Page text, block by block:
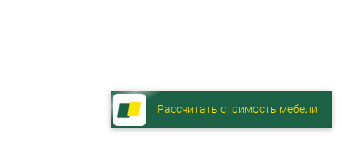
Рассчитать стоимость мебели